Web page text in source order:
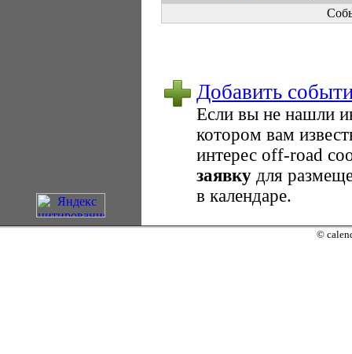
Добавить
Если вы не нашли
котором вам
интерес оff-road
заявку для
в календаре.
©